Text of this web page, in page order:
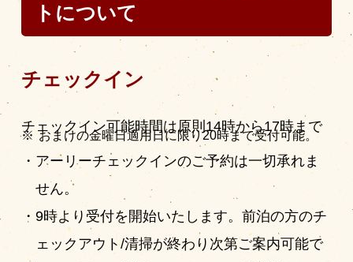
トについて
チェックイン
チェックイン可能時間は原則14時から17時まで
おまけの金曜日適用日に限り20時まで受付可能。
アーリーチェックインのご予約は一切承れま
せん。
9時より受付を開始いたします。前泊の方のチ
ェックアウト/清掃が終わり次第ご案内可能で